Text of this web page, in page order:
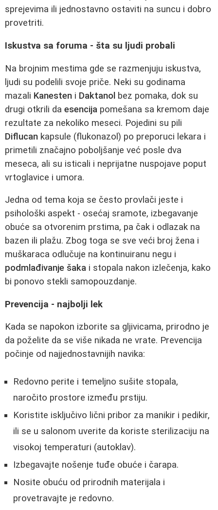
sprejevima ili jednostavno ostaviti na suncu i dobro
provetriti.
Iskustva sa foruma - šta su ljudi probali
Na brojnim mestima gde se razmenjuju iskustva,
ljudi su podelili svoje priče. Neki su godinama
mazali Kanesten i Daktanol bez pomaka, dok su
drugi otkrili da esencija pomešana sa kremom daje
rezultate za nekoliko meseci. Pojedini su pili
Diflucan kapsule (flukonazol) po preporuci lekara i
primetili značajno poboljšanje već posle dva
meseca, ali su isticali i neprijatne nuspojave poput
vrtoglavice i umora.
Jedna od tema koja se često provlači jeste i
psihološki aspekt - osećaj sramote, izbegavanje
obuće sa otvorenim prstima, pa čak i odlazak na
bazen ili plažu. Zbog toga se sve veći broj žena i
muškaraca odlučuje na kontinuiranu negu i
podmlađivanje šaka i stopala nakon izlečenja, kako
bi ponovo stekli samopouzdanje.
Prevencija - najbolji lek
Kada se napokon izborite sa gljivicama, prirodno je
da poželite da se više nikada ne vrate. Prevencija
počinje od najjednostavnijih navika:
Redovno perite i temeljno sušite stopala,
naročito prostore između prstiju.
Koristite isključivo lični pribor za manikir i pedikir,
ili se u salonom uverite da koriste sterilizaciju na
visokoj temperaturi (autoklav).
Izbegavajte nošenje tuđe obuće i čarapa.
Nosite obuću od prirodnih materijala i
provetravajte je redovno.